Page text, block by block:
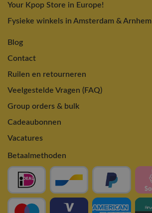
Your Kpop Store in Europe!
Fysieke winkels in Amsterdam & Arnhem
Blog
Contact
Ruilen en retourneren
Veelgestelde Vragen (FAQ)
Group orders & bulk
Cadeaubonnen
Vacatures
Betaalmethoden